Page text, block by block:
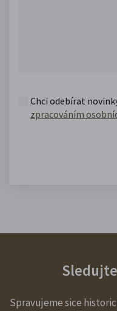
Chci odebírat
zpracováním
Spravujeme sice